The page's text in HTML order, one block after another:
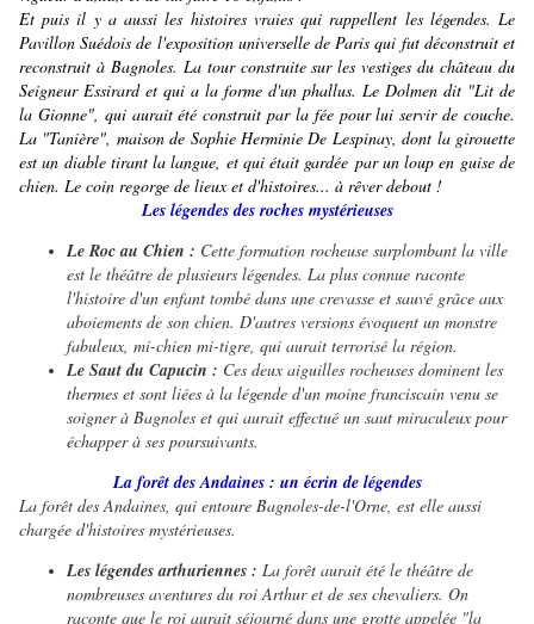
Et puis il y a aussi les histoires vraies qui rappellent les légendes. Le
Pavillon Suédois de l'exposition universelle de Paris qui fut déconstruit et
reconstruit à Bagnoles. La tour construite sur les vestiges du château du
Seigneur Essirard et qui a la forme d'un phallus. Le Dolmen dit "Lit de
la Gionne", qui aurait été construit par la fée pour lui servir de couche.
La "Tanière", maison de Sophie Herminie De Lespinay, dont la girouette
est un diable tirant la langue, et qui était gardée par un loup en guise de
chien. Le coin regorge de lieux et d'histoires... à rêver debout !
Les légendes des roches mystérieuses
Le Roc au Chien : Cette formation rocheuse surplombant la ville
est le théâtre de plusieurs légendes. La plus connue raconte
l'histoire d'un enfant tombé dans une crevasse et sauvé grâce aux
aboiements de son chien. D'autres versions évoquent un monstre
fabuleux, mi-chien mi-tigre, qui aurait terrorisé la région.
Le Saut du Capucin : Ces deux aiguilles rocheuses dominent les
thermes et sont liées à la légende d'un moine franciscain venu se
soigner à Bagnoles et qui aurait effectué un saut miraculeux pour
échapper à ses poursuivants.
La forêt des Andaines : un écrin de légendes
La forêt des Andaines, qui entoure Bagnoles-de-l'Orne, est elle aussi
chargée d'histoires mystérieuses.
Les légendes arthuriennes : La forêt aurait été le théâtre de
nombreuses aventures du roi Arthur et de ses chevaliers. On
raconte que le roi aurait séjourné dans une grotte appelée "la